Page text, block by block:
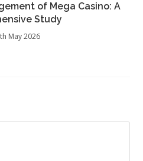
of Mega Casino: A
Study
May 2026